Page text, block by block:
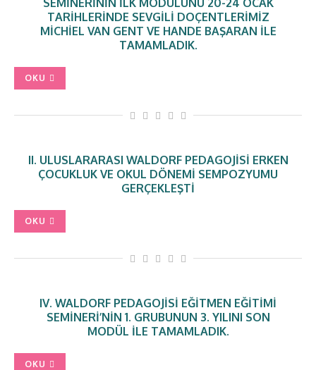
SEMINERININ ILK MODÜLÜNÜ 20-24 OCAK
TARIHLERINDE SEVGILI DOÇENTLERIMIZ
MICHIEL VAN GENT VE HANDE BAŞARAN ILE
TAMAMLADIK.
OKU
II. ULUSLARARASI WALDORF PEDAGOJISI ERKEN
ÇOCUKLUK VE OKUL DÖNEMI SEMPOZYUMU
GERÇEKLEŞTI
OKU
IV. WALDORF PEDAGOJISI EĞITMEN EĞITIMI
SEMINERI’NIN 1. GRUBUNUN 3. YILINI SON
MODÜL ILE TAMAMLADIK.
OKU